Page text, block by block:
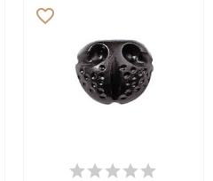
EN STOCK
favorite_border